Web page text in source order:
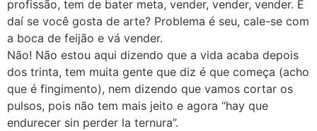
profissão, tem de bater meta, vender, vender, vender. E
daí se você gosta de arte? Problema é seu, cale-se com
a boca de feijão e vá vender.
Não! Não estou aqui dizendo que a vida acaba depois
dos trinta, tem muita gente que diz é que começa (acho
que é fingimento), nem dizendo que vamos cortar os
pulsos, pois não tem mais jeito e agora “hay que
endurecer sin perder la ternura”.